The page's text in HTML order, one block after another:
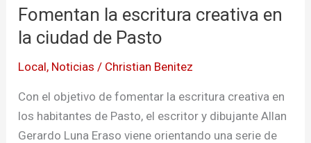
Fomentan la escritura creativa en
la ciudad de Pasto
Local, Noticias / Christian Benitez
Con el objetivo de fomentar la escritura creativa en
los habitantes de Pasto, el escritor y dibujante Allan
Gerardo Luna Eraso viene orientando una serie de
escritura
creativa
la
ciudad
de
Pasto